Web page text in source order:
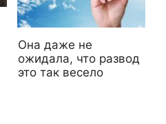
Она даже не
ожидала, что развод
это так весело